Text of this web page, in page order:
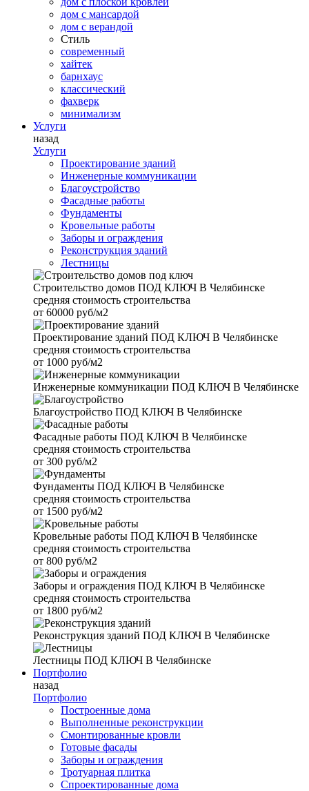
дом с мансардой
дом с верандой
Стиль
современный
хайтек
барнхаус
классический
фахверк
минимализм
Услуги
назад
Услуги
Проектирование зданий
Инженерные коммуникации
Благоустройство
Фасадные работы
Фундаменты
Кровельные работы
Заборы и ограждения
Реконструкция зданий
Лестницы
Строительство домов ПОД КЛЮЧ В Челябинске
средняя стоимость строительства
от 60000 руб/м2
Проектирование зданий ПОД КЛЮЧ В Челябинске
средняя стоимость строительства
от 1000 руб/м2
Инженерные коммуникации ПОД КЛЮЧ В Челябинске
Благоустройство ПОД КЛЮЧ В Челябинске
Фасадные работы ПОД КЛЮЧ В Челябинске
средняя стоимость строительства
от 300 руб/м2
Фундаменты ПОД КЛЮЧ В Челябинске
средняя стоимость строительства
от 1500 руб/м2
Кровельные работы ПОД КЛЮЧ В Челябинске
средняя стоимость строительства
от 800 руб/м2
Заборы и ограждения ПОД КЛЮЧ В Челябинске
средняя стоимость строительства
от 1800 руб/м2
Реконструкция зданий ПОД КЛЮЧ В Челябинске
Лестницы ПОД КЛЮЧ В Челябинске
Портфолио
назад
Портфолио
Построенные дома
Выполненные реконструкции
Смонтированные кровли
Готовые фасады
Заборы и ограждения
Тротуарная плитка
Спроектированные дома